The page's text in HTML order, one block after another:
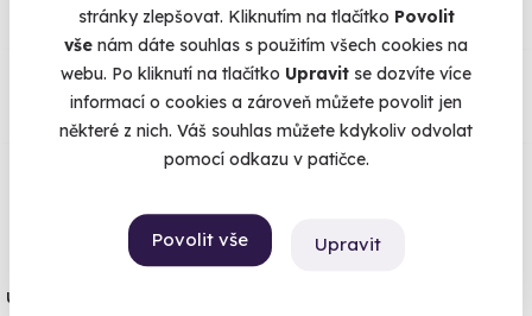
stránky zlepšovat. Kliknutím na tlačítko Povolit
vše nám dáte souhlas s použitím všech cookies na
webu. Po kliknutí na tlačítko Upravit se dozvíte více
informací o cookies a zároveň můžete povolit jen
některé z nich. Váš souhlas můžete kdykoliv odvolat
pomocí odkazu v patičce.
Povolit vše Upravit
Co si o nás myslí
Zobraz ohlasy
Jeden nikdy neví. Máme nejvyšší
úrazové pojištění z nabídky zážitkových